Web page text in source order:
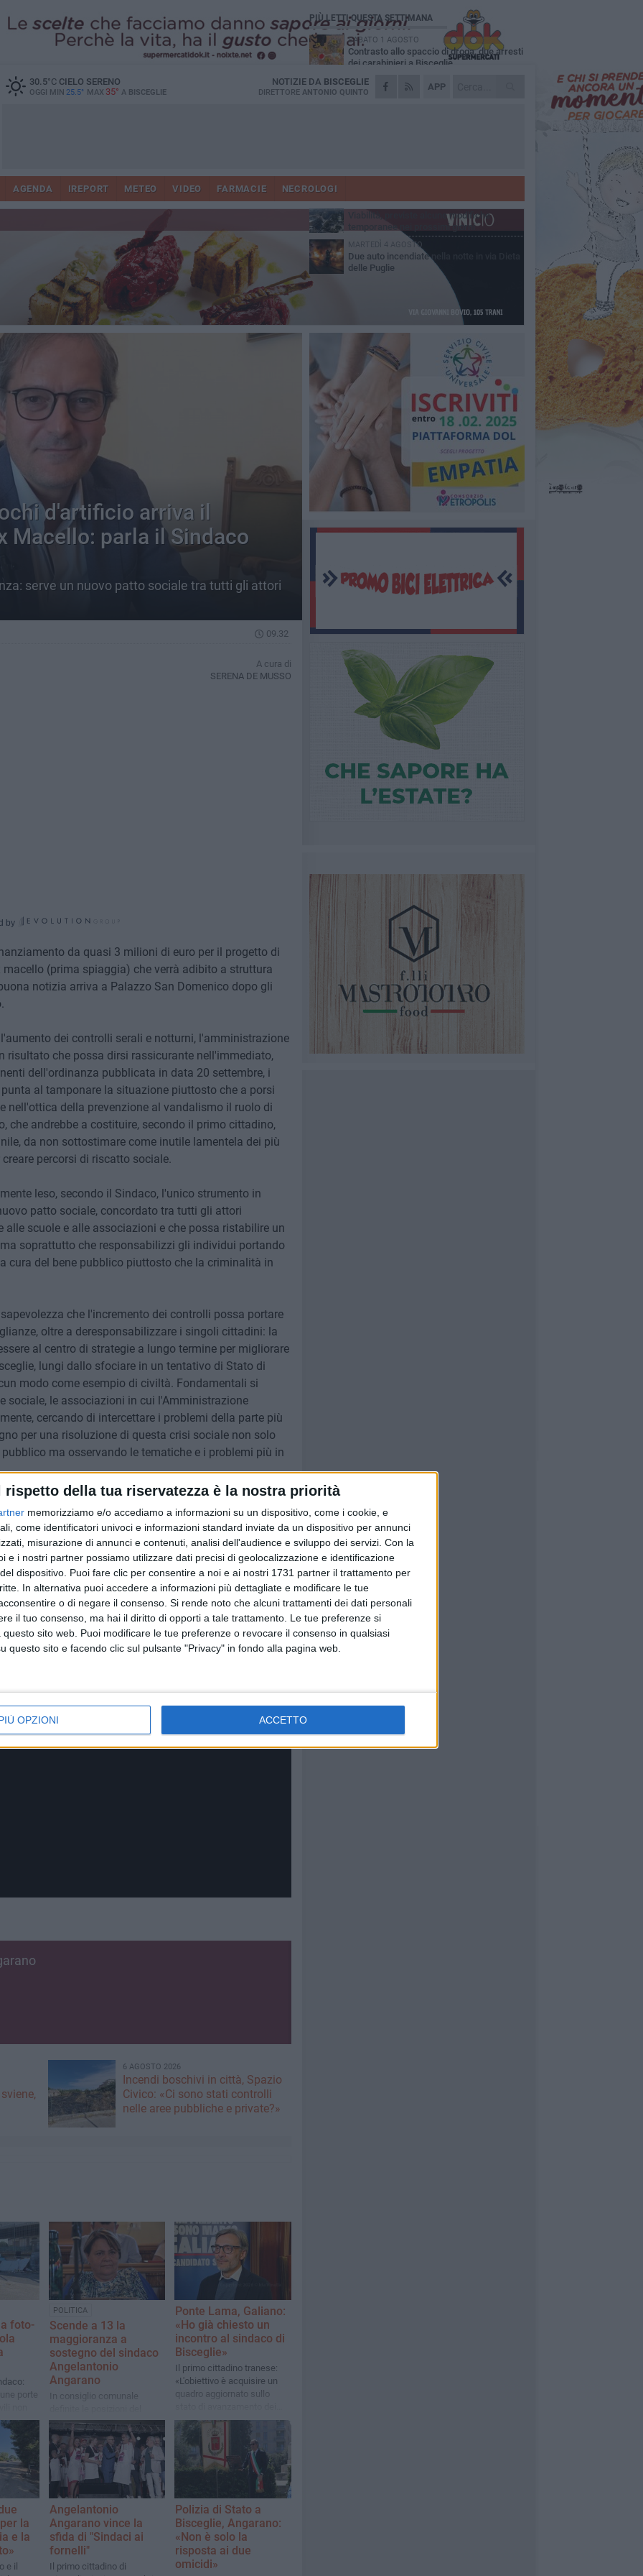
rispetto della tua riservatezza è la nostra priorità
memorizziamo e/o accediamo a informazioni su un dispositivo, come i cookie, e
come identificatori univoci e informazioni standard inviate da un dispositivo per annunci
misurazione di annunci e contenuti, analisi dell'audience e sviluppo dei servizi. Con la
e i nostri partner possiamo utilizzare dati precisi di geolocalizzazione e identificazione
dispositivo. Puoi fare clic per consentire a noi e ai nostri 1731 partner il trattamento per
In alternativa puoi accedere a informazioni più dettagliate e modificare le tue
o di negare il consenso. Si rende noto che alcuni trattamenti dei dati personali
il tuo consenso, ma hai il diritto di opporti a tale trattamento. Le tue preferenze si
sito web. Puoi modificare le tue preferenze o revocare il consenso in qualsiasi
questo sito e facendo clic sul pulsante "Privacy" in fondo alla pagina web.
OPZIONI ACCETTO
30.5°CCIELO SERENO
OGGI MIN 25.5° MAX 35° A BISCEGLIE
APP
NOTIZIE DA BISCEGLIE
DIRETTORE ANTONIO QUINTO
AGENDA IREPORT METEO VIDEO FARMACIE NECROLOGI
d'artificio arriva il
Macello: parla il Sindaco
serve un nuovo patto sociale tra tutti gli attori
09.32
A cura di
SERENA DE MUSSO
by
da quasi 3 milioni di euro per il progetto di
(prima spiaggia) che verrà adibito a struttura
notizia arriva a Palazzo San Domenico dopo gli
dei controlli serali e notturni, l'amministrazione
risultato che possa dirsi rassicurante nell'immediato,
dell'ordinanza pubblicata in data 20 settembre, i
al tamponare la situazione piuttosto che a porsi
nell'ottica della prevenzione al vandalismo il ruolo di
che andrebbe a costituire, secondo il primo cittadino,
da non sottostimare come inutile lamentela dei più
percorsi di riscatto sociale.
leso, secondo il Sindaco, l'unico strumento in
patto sociale, concordato tra tutti gli attori
scuole e alle associazioni e che possa ristabilire un
soprattutto che responsabilizzi gli individui portando
cura del bene pubblico piuttosto che la criminalità in
che l'incremento dei controlli possa portare
oltre a deresponsabilizzare i singoli cittadini: la
al centro di strategie a lungo termine per migliorare
lungi dallo sfociare in un tentativo di Stato di
modo come esempio di civiltà. Fondamentali si
sociale, le associazioni in cui l'Amministrazione
cercando di intercettare i problemi della parte più
per una risoluzione di questa crisi sociale non solo
ma osservando le tematiche e i problemi più in
città parallele nella sola Bisceglie, pronta la risposta
doppia Bisceglie, penso che invece si possa parlare di
una Bisceglie che lavora stando a contatto con le
mi riferisco alle scuole e alle associazione. Solo il
di cui essere fieri».
SOCIAL VIDEO
12 MINUTI
giovanile Serena De Musso
6 AGOSTO 2026
Incendi boschivi in città, Spazio
Civico: «Ci sono stati controlli
nelle aree pubbliche e private?»
foto-
porte
POLITICA
Scende a 13 la
maggioranza a
sostegno del sindaco
Angelantonio
Angarano
In consiglio comunale
gruppo Per Bisceglie,
ufficialmente diviso:
Torchetti e Mazzilli passano
all'opposizione, non Cosmai
(come già comunicato) e la
neo-consigliera Gentile
Ponte Lama, Galiano:
«Ho già chiesto un
incontro al sindaco di
Bisceglie»
Il primo cittadino tranese:
«L'obiettivo è acquisire un
quadro aggiornato sullo
lavori e valutare ogni
possibile soluzione che
consenta di ridurre i pesanti
disagi»
la
e la
e il
Angelantonio
Angarano vince la
sfida di "Sindaci ai
fornelli"
Il primo cittadino di
Polizia di Stato a
Bisceglie, Angarano:
«Non è solo la
risposta ai due
omicidi»
PIÙ LETTI QUESTA SETTIMANA
SABATO 1 AGOSTO
Contrasto allo spaccio di droga, due arresti
dei carabinieri a Bisceglie
VENERDÌ 31 LUGLIO
Torna l'appuntamento con la Pastasciutta
Dramma alla spiaggia Bi-Marmi: un
VENERDÌ 31 LUGLIO
Viabilità, previste alcune modifiche
temporanee nei prossimi giorni
MARTEDÌ 4 AGOSTO
Due auto incendiate nella notte in via Dieta
delle Puglie